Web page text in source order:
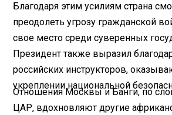
Благодаря этим усилиям страна
преодолеть угрозу гражданской
свое место среди суверенных
Президент также выразил
российских инструкторов,
укреплении национальной
Отношения Москвы и Банги, по
ЦАР, вдохновляют другие